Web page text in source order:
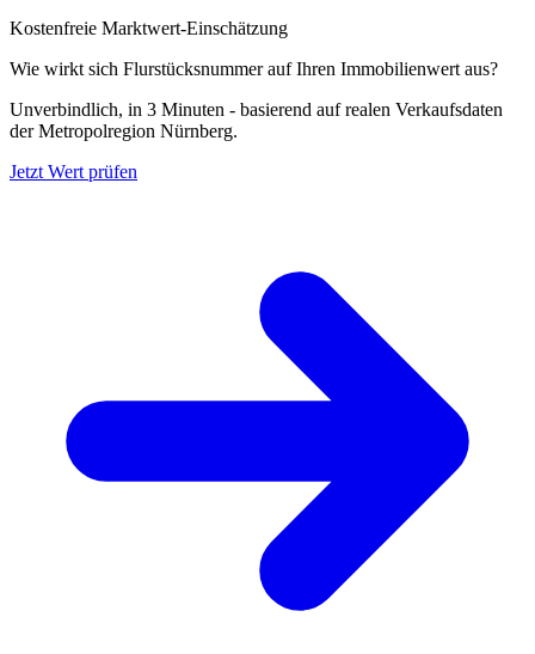
Kostenfreie Marktwert-Einschätzung
Wie wirkt sich Flurstücksnummer auf Ihren Immobilienwert aus?
Unverbindlich, in 3 Minuten - basierend auf realen Verkaufsdaten
der Metropolregion Nürnberg.
Jetzt Wert prüfen